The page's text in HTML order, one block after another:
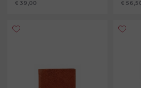
€ 39,00 €